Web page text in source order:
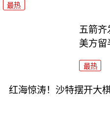
最热
五箭齐
美方留
最热
红海惊涛！沙特摆开大